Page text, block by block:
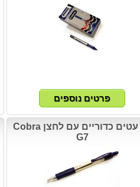
50 עטים כדוריים עם לחצן Cobra
G7